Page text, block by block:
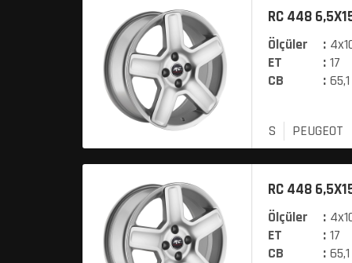
RC 448
Ölçüler :
ET
: 17
CB
: 65,1
S PEUGEOT
RC 448
Ölçüler :
ET
: 17
CB
: 65,1